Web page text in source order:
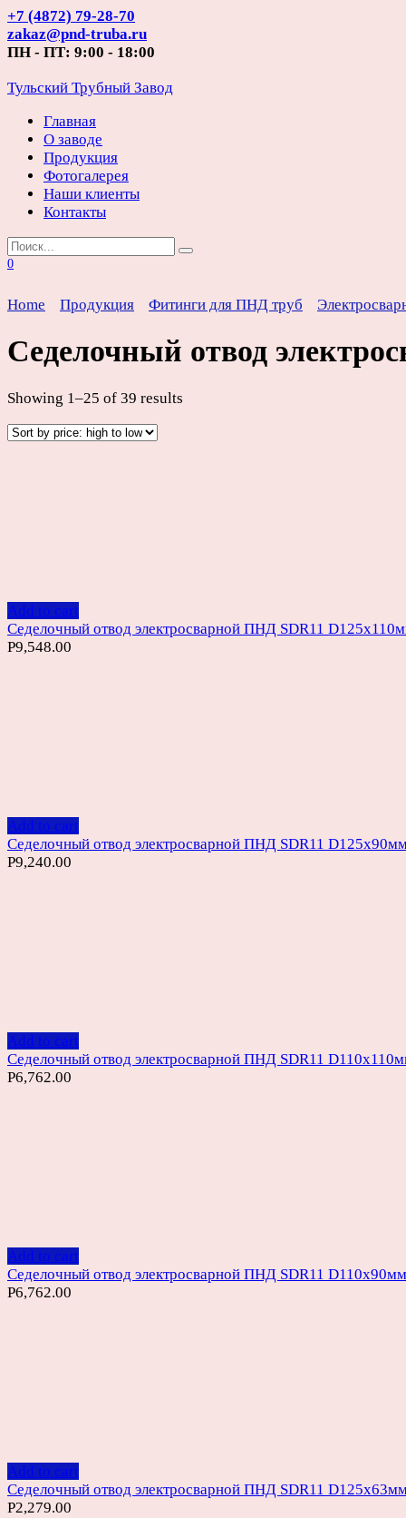
Перейти
к
содержанию
+7 (4872) 79-28-70
zakaz@pnd-truba.ru
ПН - ПТ: 9:00 - 18:00
Тульский Трубный Завод
Главная
О заводе
Продукция
Фотогалерея
Наши клиенты
Контакты
Search
for:
0
Home Продукция Фитинги для ПНД труб
Седелочный отвод
Showing 1–25 of 39 results
Add to cart
Седелочный отвод электросварной ПНД SDR11
Р9,548.00
Add to cart
Седелочный отвод электросварной ПНД SDR11
Р9,240.00
Add to cart
Седелочный отвод электросварной ПНД SDR11
Р6,762.00
Add to cart
Седелочный отвод электросварной ПНД SDR11 D110х90мм
Р6,762.00
Add to cart
Седелочный отвод электросварной ПНД SDR11
Р2,279.00